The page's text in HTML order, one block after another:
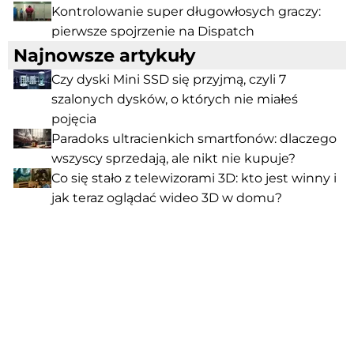
Kontrolowanie super długowłosych graczy:
pierwsze spojrzenie na Dispatch
Najnowsze artykuły
Czy dyski Mini SSD się przyjmą, czyli 7
szalonych dysków, o których nie miałeś
pojęcia
Paradoks ultracienkich smartfonów: dlaczego
wszyscy sprzedają, ale nikt nie kupuje?
Co się stało z telewizorami 3D: kto jest winny i
jak teraz oglądać wideo 3D w domu?